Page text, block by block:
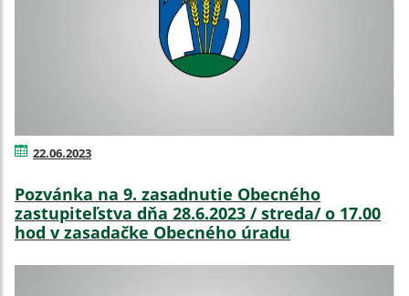
22.06.2023
Pozvánka na 9. zasadnutie Obecného
zastupiteľstva dňa 28.6.2023 / streda/ o 17.00
hod v zasadačke Obecného úradu